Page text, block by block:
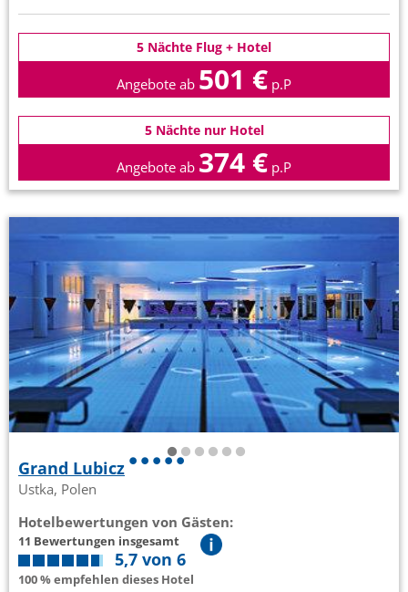
5 Nächte Flug + Hotel
Angebote ab 501 € p.P
5 Nächte nur Hotel
Angebote ab 374 € p.P
Grand Lubicz
Ustka, Polen
Hotelbewertungen von Gästen:
11 Bewertungen insgesamt
5,7 von 6
100 % empfehlen dieses Hotel